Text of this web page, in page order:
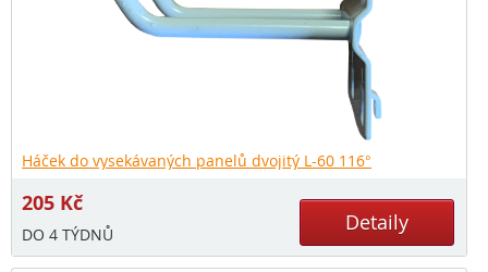
Háček do vysekávaných panelů dvojitý L-60 116°
205 Kč
DO 4 TÝDNŮ Detaily